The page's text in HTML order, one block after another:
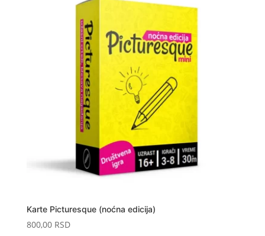
Karte Picturesque (noćna edicija)
800,00 RSD